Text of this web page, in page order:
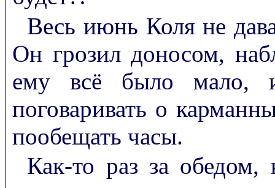
Весь июнь Коля не
Он грозил доносом,
ему всё было мало,
поговаривать о
пообещать часы.
Как-то раз за обедом,